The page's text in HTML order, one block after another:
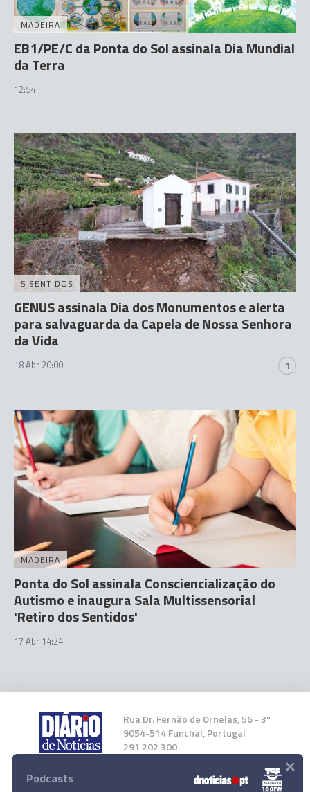
MADEIRA
EB1/PE/C da Ponta do Sol assinala Dia Mundial
da Terra
12:54
5 SENTIDOS
GENUS assinala Dia dos Monumentos e alerta
para salvaguarda da Capela de Nossa Senhora
da Vida
18 Abr 20:00 1
MADEIRA
Ponta do Sol assinala Consciencialização do
Autismo e inaugura Sala Multissensorial
'Retiro dos Sentidos'
17 Abr 14:24
Rua Dr. Fernão de Ornelas, 56 - 3º
9054-514 Funchal, Portugal
291 202 300
Instale a nossa App
Podcasts ×